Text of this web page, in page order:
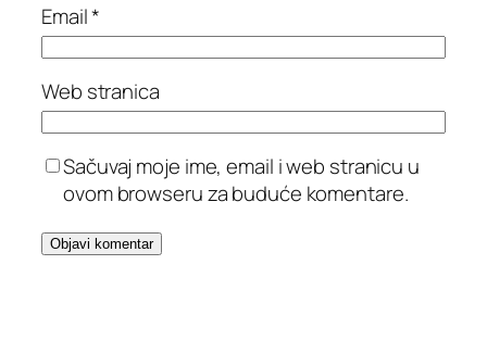
Email*
Web stranica
Sačuvaj moje ime, email i web stranicu u
ovom browseru za buduće komentare.